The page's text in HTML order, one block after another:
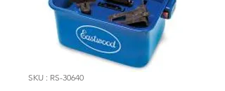
SKU : RS-30640